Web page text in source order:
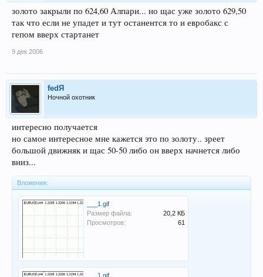
золото закрыли по 624,60 Алпари... но щас уже золото 629,50
так что если не упадет и тут останентся то и евробакс с
гепом вверх стартанет
9 дек 2006
fedЯ
Ночной охотник
интересно получается
но самое интересное мне кажется это по золоту.. зреет
большой движняк и щас 50-50 либо он вверх начнется либо
вниз...
Вложения:
___1.gif
Размер файла:
20,2 КБ
Просмотров:
61
___1.gif